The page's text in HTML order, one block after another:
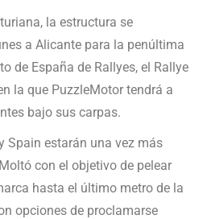
la estructura se
a Alicante para la penúltima
de España de Rallyes, el Rallye
la que PuzzleMotor tendrá a
bajo sus carpas.
Spain estarán una vez más
con el objetivo de pelear
hasta el último metro de la
opciones de proclamarse